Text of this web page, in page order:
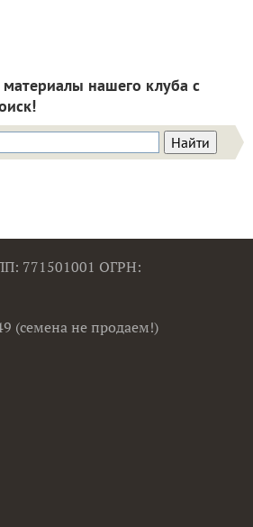
нашего клуба с
771501001 ОГРН:
(семена не продаем!)